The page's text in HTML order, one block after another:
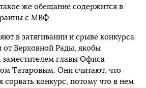
же обещание содержится в
с МВФ.
в затягивании и срыве конкурса
от Верховной Рады, якобы
главы Офиса
Татаровым. Они считают, что
сорвать конкурс, потому что в нем